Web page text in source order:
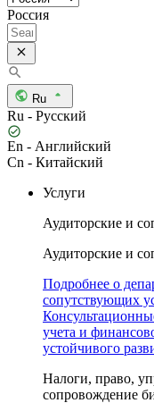
Россия
Ru
Ru - Русский
En - Английский
Cn - Китайский
Услуги
Аудиторские и
Аудиторские и
Подробнее о
сопутствующих
учета и
устойчивого
Налоги, право,
сопровождение